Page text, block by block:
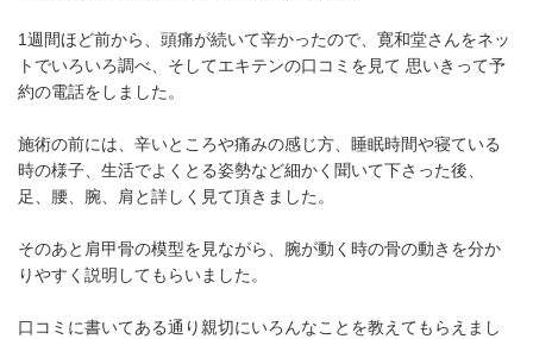
1週間ほど前から、頭痛が続いて辛かったので、寛和堂さんをネッ
トでいろいろ調べ、そしてエキテンの口コミを見て 思いきって予
約の電話をしました。
施術の前には、辛いところや痛みの感じ方、睡眠時間や寝ている
時の様子、生活でよくとる姿勢など細かく聞いて下さった後、
足、腰、腕、肩と詳しく見て頂きました。
そのあと肩甲骨の模型を見ながら、腕が動く時の骨の動きを分か
りやすく説明してもらいました。
口コミに書いてある通り親切にいろんなことを教えてもらえまし